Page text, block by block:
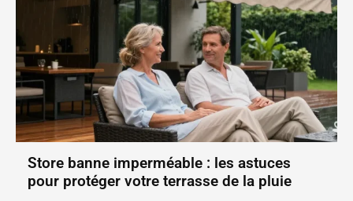
Store banne imperméable : les astuces
pour protéger votre terrasse de la pluie